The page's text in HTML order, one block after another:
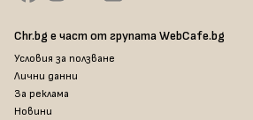
Chr.bg е част от групата WebCafe.bg
Условия за ползване
Лични данни
За реклама
Новини